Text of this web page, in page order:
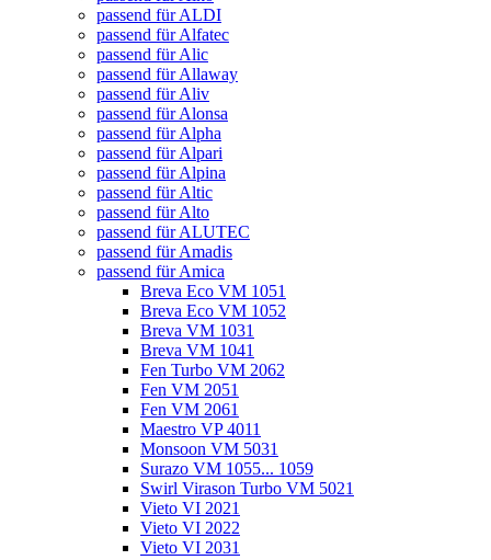
passend für ALDI
passend für Alfatec
passend für Alic
passend für Allaway
passend für Aliv
passend für Alonsa
passend für Alpha
passend für Alpari
passend für Alpina
passend für Altic
passend für Alto
passend für ALUTEC
passend für Amadis
passend für Amica
Breva Eco VM 1051
Breva Eco VM 1052
Breva VM 1031
Breva VM 1041
Fen Turbo VM 2062
Fen VM 2051
Fen VM 2061
Maestro VP 4011
Monsoon VM 5031
Surazo VM 1055... 1059
Swirl Virason Turbo VM 5021
Vieto VI 2021
Vieto VI 2022
Vieto VI 2031